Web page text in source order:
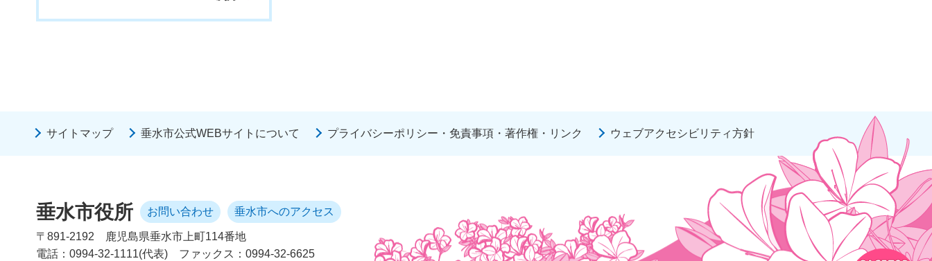
サイトマップ 垂水市公式WEBサイトについて プライバシーポリシー・免責事項・著作権・リンク ウェブアクセシビリティ方針
垂水市役所 お問い合わせ 垂水市へのアクセス
〒891-2192
鹿児島県垂水市上町114番地
電話：0994-32-1111(代表)
ファックス：0994-32-6625